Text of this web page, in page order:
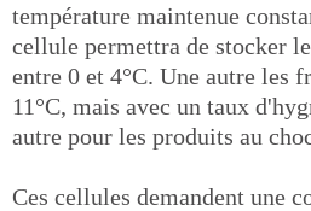
température maintenue
cellule permettra de stocker
entre 0 et 4°C. Une autre les
11°C, mais avec un taux
autre pour les produits au
Ces cellules demandent une